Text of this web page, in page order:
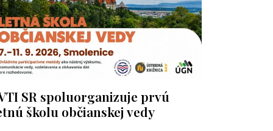
SR spoluorganizuje prvú
školu občianskej vedy